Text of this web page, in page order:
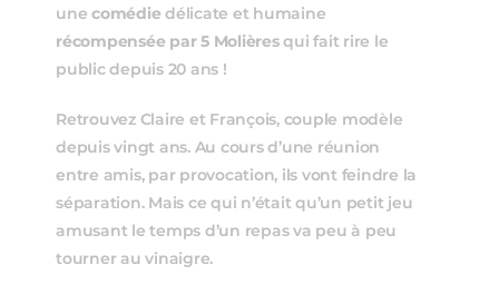
une comédie délicate et humaine
récompensée par 5 Molièresqui fait rire le
public depuis 20 ans !
Retrouvez Claire et François, couple modèle
depuis vingt ans. Au cours d’une réunion
entre amis, par provocation, ils vont feindre la
séparation. Mais ce qui n’était qu’un petit jeu
amusant le temps d’un repas va peu à peu
tourner au vinaigre.